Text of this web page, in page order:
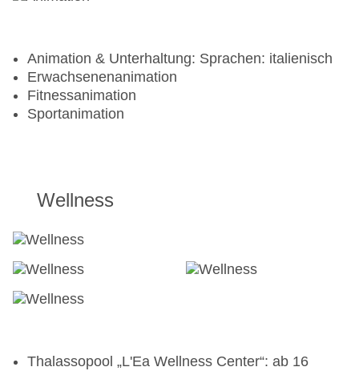
Animation & Unterhaltung: Sprachen: italienisch
Erwachsenenanimation
Fitnessanimation
Sportanimation
Wellness
Thalassopool „L'Ea Wellness Center“: ab 16